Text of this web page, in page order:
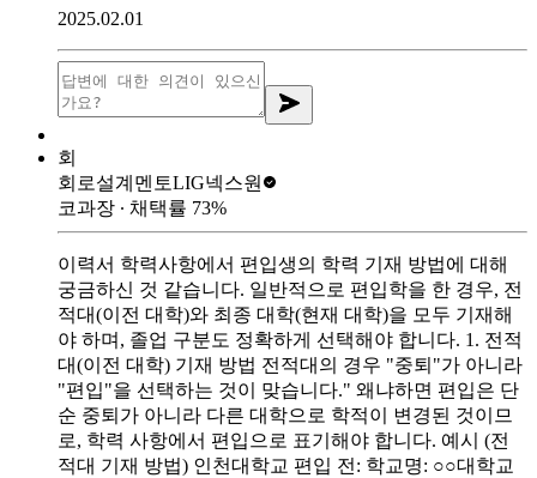
2025.02.01
회
회로설계멘토LIG넥스원
코과장 ∙ 채택률 73%
이력서 학력사항에서 편입생의 학력 기재 방법에 대해
궁금하신 것 같습니다. 일반적으로 편입학을 한 경우, 전
적대(이전 대학)와 최종 대학(현재 대학)을 모두 기재해
야 하며, 졸업 구분도 정확하게 선택해야 합니다. 1. 전적
대(이전 대학) 기재 방법 전적대의 경우 "중퇴"가 아니라
"편입"을 선택하는 것이 맞습니다." 왜냐하면 편입은 단
순 중퇴가 아니라 다른 대학으로 학적이 변경된 것이므
로, 학력 사항에서 편입으로 표기해야 합니다. 예시 (전
적대 기재 방법) 인천대학교 편입 전: 학교명: ○○대학교